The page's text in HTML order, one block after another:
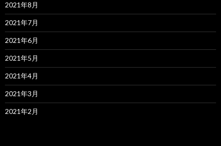
2021年8月
2021年7月
2021年6月
2021年5月
2021年4月
2021年3月
2021年2月